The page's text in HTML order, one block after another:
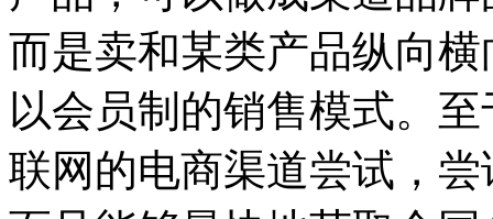
而是卖和某类产品纵向
以会员制的销售模式。
联网的电商渠道尝试，